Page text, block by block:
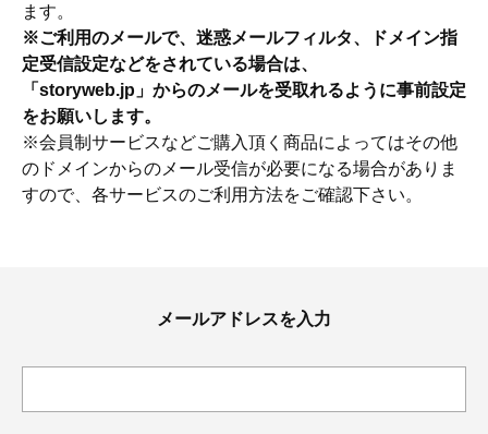
ます。
※ご利用のメールで、迷惑メールフィルタ、ドメイン指
定受信設定などをされている場合は、
「storyweb.jp」からのメールを受取れるように事前設定
をお願いします。
※会員制サービスなどご購入頂く商品によってはその他
のドメインからのメール受信が必要になる場合がありま
すので、各サービスのご利用方法をご確認下さい。
メールアドレスを入力